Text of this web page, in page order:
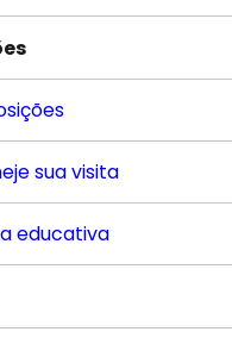
sua visita
educativa